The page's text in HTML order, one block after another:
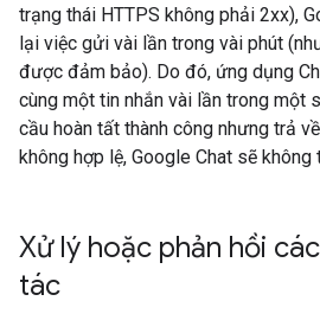
trạng thái HTTPS không phải 2xx),
lại việc gửi vài lần trong vài phút
được đảm bảo). Do đó, ứng dụng
cùng một tin nhắn vài lần trong một
cầu hoàn tất thành công nhưng trả
không hợp lệ, Google Chat sẽ không
Xử lý hoặc phản hồi
tác